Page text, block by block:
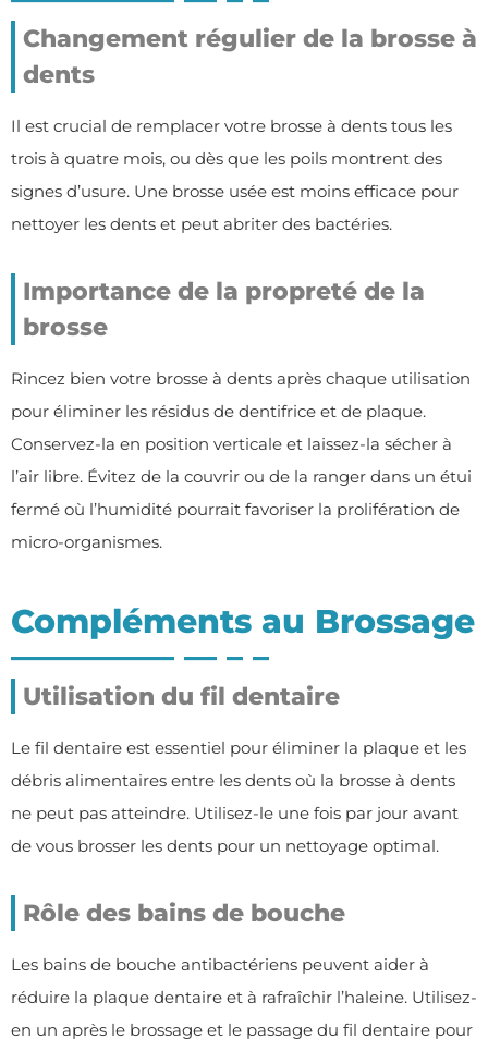
Changement régulier de la brosse à
dents
Il est crucial de remplacer votre brosse à dents tous les
trois à quatre mois, ou dès que les poils montrent des
signes d’usure. Une brosse usée est moins efficace pour
nettoyer les dents et peut abriter des bactéries.
Importance de la propreté de la
brosse
Rincez bien votre brosse à dents après chaque utilisation
pour éliminer les résidus de dentifrice et de plaque.
Conservez-la en position verticale et laissez-la sécher à
l’air libre. Évitez de la couvrir ou de la ranger dans un étui
fermé où l’humidité pourrait favoriser la prolifération de
micro-organismes.
Compléments au Brossage
Utilisation du fil dentaire
Le fil dentaire est essentiel pour éliminer la plaque et les
débris alimentaires entre les dents où la brosse à dents
ne peut pas atteindre. Utilisez-le une fois par jour avant
de vous brosser les dents pour un nettoyage optimal.
Rôle des bains de bouche
Les bains de bouche antibactériens peuvent aider à
réduire la plaque dentaire et à rafraîchir l’haleine. Utilisez-
en un après le brossage et le passage du fil dentaire pour